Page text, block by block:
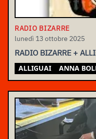
RADIO BIZARRE
lunedì 13 ottobre 2025
RADIO BIZARRE +
ALLIGUAI ANNA